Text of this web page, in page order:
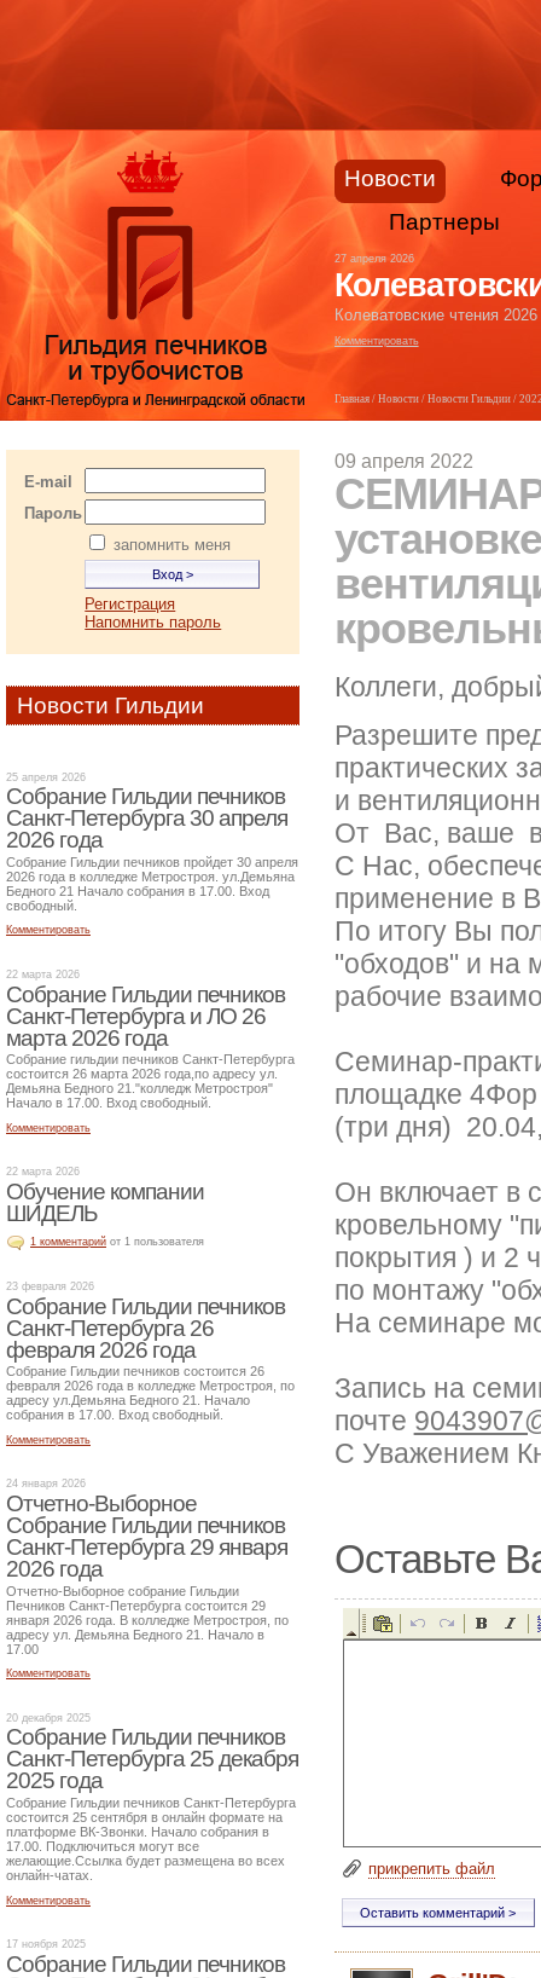
09 апреля 2022
Коллеги,
Разрешите
практических
и
От Вас, ваше
С Нас,
применение в
По итогу Вы
"обходов" и на
рабочие
Семинар-
площадке 4Фор
(три дня)
Он включает в
кровельному
покрытия ) и 2
по монтажу
На семинаре
Запись на
почте
С Уважением
Оставьте
прикрепить файл
Главная/ Новости/ Новости Гильдии/
E-mail
Пароль
запомнить меня
Регистрация
Напомнить пароль
Новости Гильдии
25 апреля 2026
Собрание Гильдии печников
Санкт-Петербурга 30 апреля
2026 года
Собрание Гильдии печников пройдет 30 апреля
2026 года в колледже Метростроя. ул.Демьяна
Бедного 21 Начало собрания в 17.00. Вход
свободный.
Комментировать
22 марта 2026
Собрание Гильдии печников
Санкт-Петербурга и ЛО 26
марта 2026 года
Собрание гильдии печников Санкт-Петербурга
состоится 26 марта 2026 года,по адресу ул.
Демьяна Бедного 21."колледж Метростроя"
Начало в 17.00. Вход свободный.
Комментировать
22 марта 2026
Обучение компании
ШИДЕЛЬ
1 комментарий от 1 пользователя
23 февраля 2026
Собрание Гильдии печников
Санкт-Петербурга 26
февраля 2026 года
Собрание Гильдии печников состоится 26
февраля 2026 года в колледже Метростроя, по
адресу ул.Демьяна Бедного 21. Начало
собрания в 17.00. Вход свободный.
Комментировать
24 января 2026
Отчетно-Выборное
Собрание Гильдии печников
Санкт-Петербурга 29 января
2026 года
Отчетно-Выборное собрание Гильдии
Печников Санкт-Петербурга состоится 29
января 2026 года. В колледже Метростроя, по
адресу ул. Демьяна Бедного 21. Начало в
17.00
Комментировать
20 декабря 2025
Собрание Гильдии печников
Санкт-Петербурга 25 декабря
2025 года
Собрание Гильдии печников Санкт-Петербурга
состоится 25 сентября в онлайн формате на
платформе ВК-Звонки. Начало собрания в
17.00. Подключиться могут все
желающие.Ссылка будет размещена во всех
онлайн-чатах.
Комментировать
17 ноября 2025
Собрание Гильдии печников
Новости
Партнеры
27 апреля 2026
Колеватовские чтения
Комментировать